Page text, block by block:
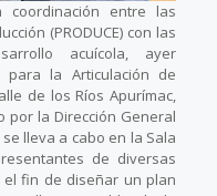
entre las
(PRODUCE) con las
acuícola, ayer
para la Articulación de
de los Ríos Apurímac,
por la Dirección General
lleva a cabo en la Sala
de diversas
fin de diseñar un plan